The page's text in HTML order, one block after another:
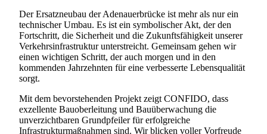
Der Ersatzneubau der Adenauerbrücke ist mehr als nur ein
technischer Umbau. Es ist ein symbolischer Akt, der den
Fortschritt, die Sicherheit und die Zukunftsfähigkeit unserer
Verkehrsinfrastruktur unterstreicht. Gemeinsam gehen wir
einen wichtigen Schritt, der auch morgen und in den
kommenden Jahrzehnten für eine verbesserte Lebensqualität
sorgt.
Mit dem bevorstehenden Projekt zeigt CONFIDO, dass
exzellente Bauoberleitung und Bauüberwachung die
unverzichtbaren Grundpfeiler für erfolgreiche
Infrastrukturmaßnahmen sind. Wir blicken voller Vorfreude